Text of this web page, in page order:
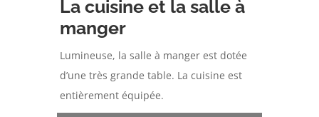
La cuisine et la salle à
manger
Lumineuse, la salle à manger est dotée
d’une très grande table. La cuisine est
entièrement équipée.